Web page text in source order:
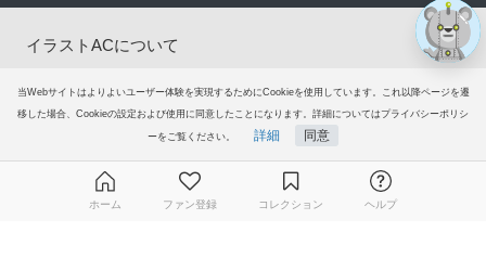
当Webサイトはよりよいユーザー体験を実現するためにCookieを使用しています。これ以降ページを遷
移した場合、Cookieの設定および使用に同意したことになります。詳細についてはプライバシーポリシ
ーをご覧ください。 詳細 同意
イラストACについて
会員登録
プレミアム会員サービス
ヘルプ＆ガイド
ホーム ファン登録 コレクション ヘルプ